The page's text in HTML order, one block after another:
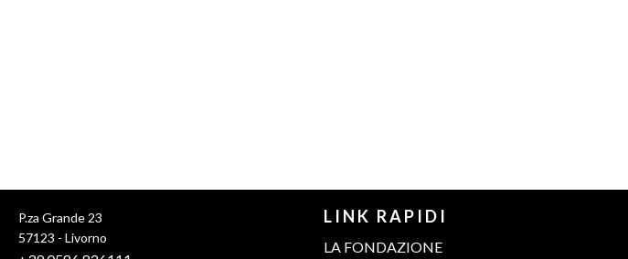
P.za Grande 23
57123 - Livorno
LINK RAPIDI
LA FONDAZIONE
PBN